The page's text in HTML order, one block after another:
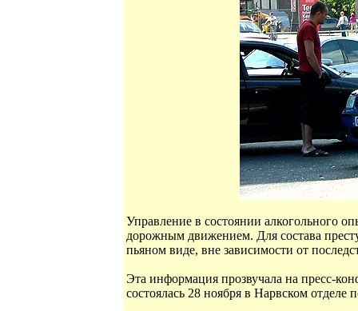
Управление в состоянии алкогольного
дорожным движением. Для состава
пьяном виде, вне зависимости от
Эта информация прозвучала на пресс-
состоялась 28 ноября в Нарвском отделе